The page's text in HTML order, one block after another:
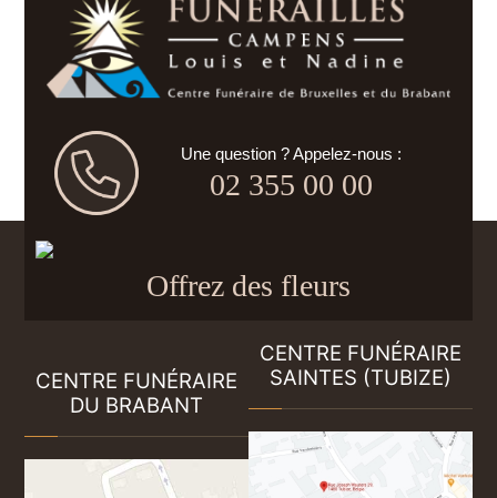
Une question ? Appelez-nous :
02 355 00 00
Offrez des fleurs
CENTRE FUNÉRAIRE
DU BRABANT
CENTRE FUNÉRAIRE
SAINTES (TUBIZE)